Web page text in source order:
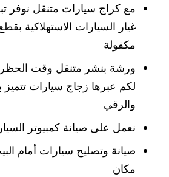
مع كراج سيارات متنقل نوفر
غيار السيارات الاستهلاكية
مكفولة
ورشة بنشر متنقل وقت
لكم عبرها زجاج سيارات تتميز
والرقي
نعمل على صيانة كمبيوتر
صيانة وتصليح سيارات أمام
مكان